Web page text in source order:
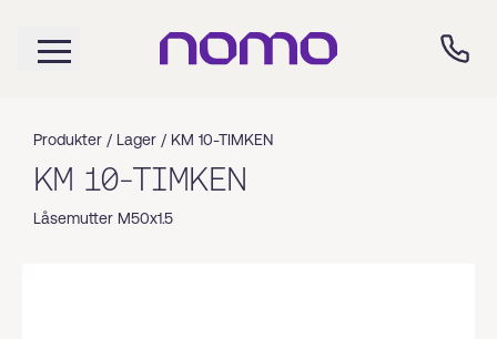
Produkter / Lager / KM 10-TIMKEN
KM 10-TIMKEN
Låsemutter M50x1.5